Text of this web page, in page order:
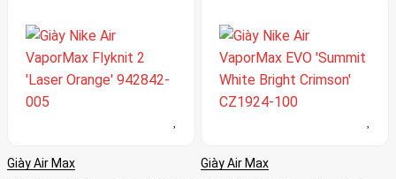
Giày Air Max Giày Air Max